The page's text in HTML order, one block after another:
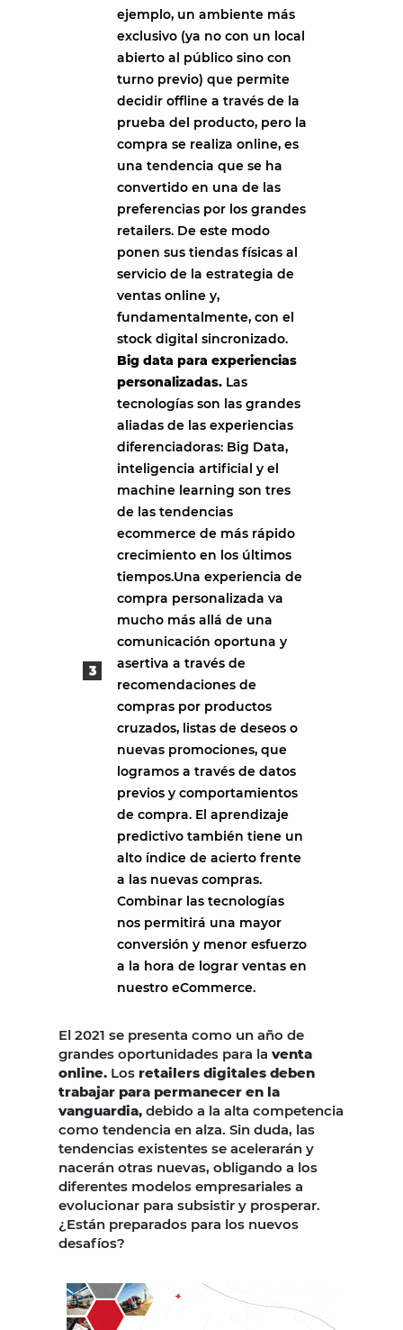
ejemplo, un ambiente más
exclusivo (ya no con un local
abierto al público sino con
turno previo) que permite
decidir offline a través de la
prueba del producto, pero la
compra se realiza online, es
una tendencia que se ha
convertido en una de las
preferencias por los grandes
retailers. De este modo
ponen sus tiendas físicas al
servicio de la estrategia de
ventas online y,
fundamentalmente, con el
stock digital sincronizado.
Big data para experiencias
personalizadas. Las
tecnologías son las grandes
aliadas de las experiencias
diferenciadoras: Big Data,
inteligencia artificial y el
machine learning son tres
de las tendencias
ecommerce de más rápido
crecimiento en los últimos
tiempos.Una experiencia de
compra personalizada va
mucho más allá de una
comunicación oportuna y
asertiva a través de
recomendaciones de
compras por productos
cruzados, listas de deseos o
nuevas promociones, que
logramos a través de datos
previos y comportamientos
de compra. El aprendizaje
predictivo también tiene un
alto índice de acierto frente
a las nuevas compras.
Combinar las tecnologías
nos permitirá una mayor
conversión y menor esfuerzo
a la hora de lograr ventas en
nuestro eCommerce.
El 2021 se presenta como un año de
grandes oportunidades para la venta
online. Los retailers digitales deben
trabajar para permanecer en la
vanguardia, debido a la alta competencia
como tendencia en alza. Sin duda, las
tendencias existentes se acelerarán y
nacerán otras nuevas, obligando a los
diferentes modelos empresariales a
evolucionar para subsistir y prosperar.
¿Están preparados para los nuevos
desafíos?